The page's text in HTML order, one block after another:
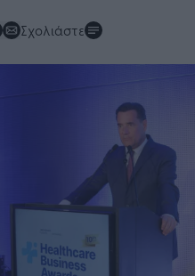
Σχολιάστε